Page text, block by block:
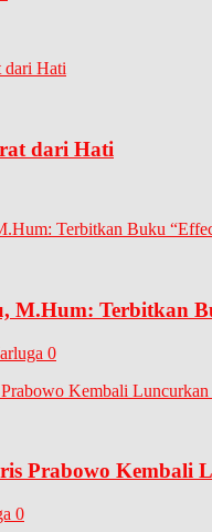
dari Hati
M.Hum: Terbitkan
0
Prabowo Kembali
0